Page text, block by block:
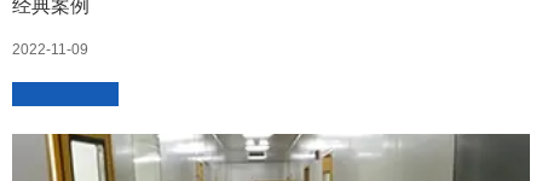
经典案例
2022-11-09